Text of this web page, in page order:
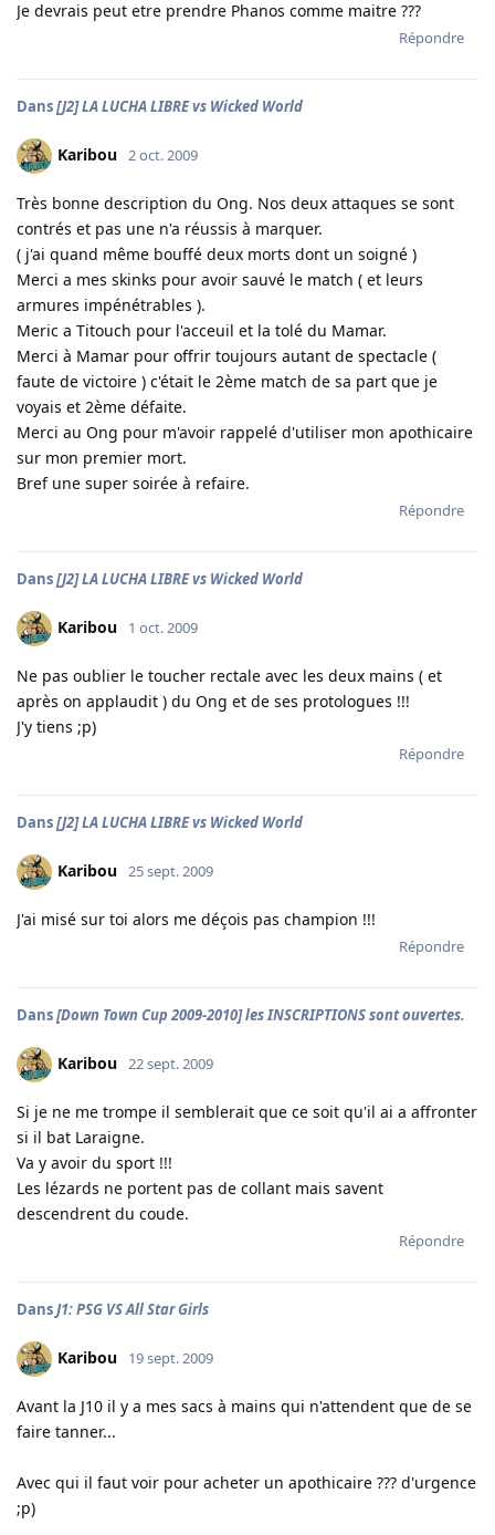
Je devrais peut etre prendre Phanos comme maitre ???
Répondre
Dans[J2] LA LUCHA LIBRE vs Wicked World
Karibou 2 oct. 2009
Très bonne description du Ong. Nos deux attaques se sont
contrés et pas une n'a réussis à marquer.
( j'ai quand même bouffé deux morts dont un soigné )
Merci a mes skinks pour avoir sauvé le match ( et leurs
armures impénétrables ).
Meric a Titouch pour l'acceuil et la tolé du Mamar.
Merci à Mamar pour offrir toujours autant de spectacle (
faute de victoire ) c'était le 2ème match de sa part que je
voyais et 2ème défaite.
Merci au Ong pour m'avoir rappelé d'utiliser mon apothicaire
sur mon premier mort.
Bref une super soirée à refaire.
Répondre
Dans[J2] LA LUCHA LIBRE vs Wicked World
Karibou 1 oct. 2009
Ne pas oublier le toucher rectale avec les deux mains ( et
après on applaudit ) du Ong et de ses protologues !!!
J'y tiens ;p)
Répondre
Dans[J2] LA LUCHA LIBRE vs Wicked World
Karibou 25 sept. 2009
J'ai misé sur toi alors me déçois pas champion !!!
Répondre
Dans[Down Town Cup 2009-2010] les INSCRIPTIONS sont ouvertes.
Karibou 22 sept. 2009
Si je ne me trompe il semblerait que ce soit qu'il ai a affronter
si il bat Laraigne.
Va y avoir du sport !!!
Les lézards ne portent pas de collant mais savent
descendrent du coude.
Répondre
DansJ1: PSG VS All Star Girls
Karibou 19 sept. 2009
Avant la J10 il y a mes sacs à mains qui n'attendent que de se
faire tanner...
Avec qui il faut voir pour acheter un apothicaire ??? d'urgence
;p)